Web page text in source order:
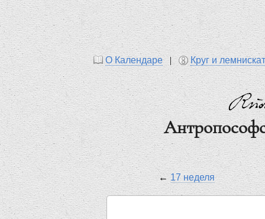
О Календаре| Круг и
← 17 неделя